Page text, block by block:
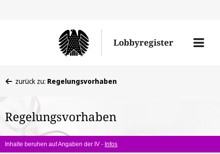
Lobbyregister
Menü
befinden
hier:
zurück zu: Regelungsvorhaben
Regelungsvorhaben
Inhalte beruhen auf Angaben der IV - Infos